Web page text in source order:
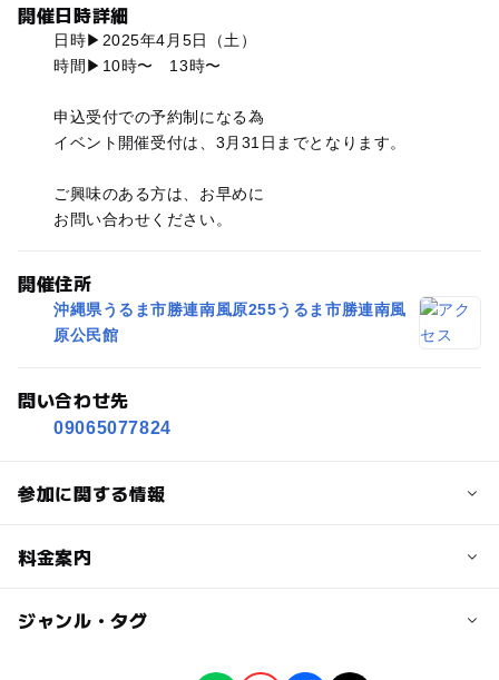
開催日時詳細
日時▶2025年4月5日（土）
時間▶10時〜 13時〜
申込受付での予約制になる為
イベント開催受付は、3月31日までとなります。
ご興味のある方は、お早めに
お問い合わせください。
開催住所
沖縄県うるま市勝連南風原255うるま市勝連南風
原公民館
問い合わせ先
09065077824
参加に関する情報
対象年齢
料金案内
子供の料金詳細
ジャンル・タグ